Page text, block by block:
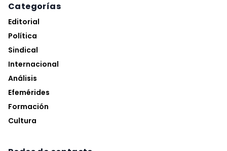
Categorías
Editorial
Política
Sindical
Internacional
Análisis
Efemérides
Formación
Cultura